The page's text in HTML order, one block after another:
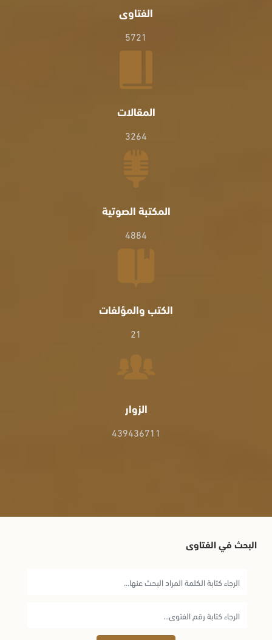
الفتاوى
5721
المقالات
3264
المكتبة الصوتية
4884
الكتب والمؤلفات
21
الزوار
439436711
البحث في الفتاوى